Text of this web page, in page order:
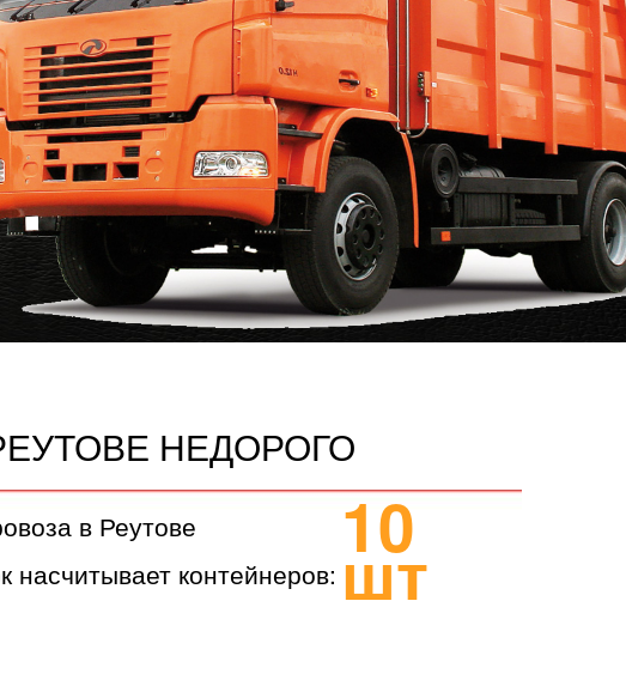
НЕДОРОГО
в Реутове
насчитывает контейнеров:
10
шт